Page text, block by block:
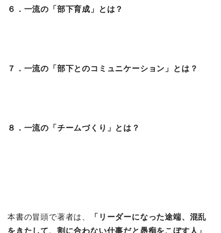
６．一流の「部下育成」とは？
７．一流の「部下とのコミュニケーション」とは？
８．一流の「チームづくり」とは？
本書の冒頭で著者は、
「リーダーになった途端、混乱
をきたして、割に合わない仕事だと愚痴をこぼす人」